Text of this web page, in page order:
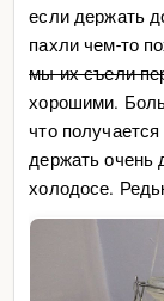
если держать
пахли чем-то
мы их съели
хорошими.
что
держать очень
холодосе.